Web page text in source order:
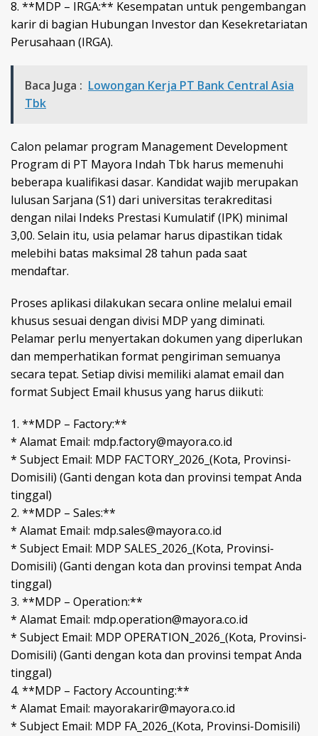
8. **MDP – IRGA:** Kesempatan untuk pengembangan
karir di bagian Hubungan Investor dan Kesekretariatan
Perusahaan (IRGA).
Baca Juga : Lowongan Kerja PT Bank Central Asia
Tbk
Calon pelamar program Management Development
Program di PT Mayora Indah Tbk harus memenuhi
beberapa kualifikasi dasar. Kandidat wajib merupakan
lulusan Sarjana (S1) dari universitas terakreditasi
dengan nilai Indeks Prestasi Kumulatif (IPK) minimal
3,00. Selain itu, usia pelamar harus dipastikan tidak
melebihi batas maksimal 28 tahun pada saat
mendaftar.
Proses aplikasi dilakukan secara online melalui email
khusus sesuai dengan divisi MDP yang diminati.
Pelamar perlu menyertakan dokumen yang diperlukan
dan memperhatikan format pengiriman semuanya
secara tepat. Setiap divisi memiliki alamat email dan
format Subject Email khusus yang harus diikuti:
1. **MDP – Factory:**
* Alamat Email: mdp.factory@mayora.co.id
* Subject Email: MDP FACTORY_2026_(Kota, Provinsi-
Domisili) (Ganti dengan kota dan provinsi tempat Anda
tinggal)
2. **MDP – Sales:**
* Alamat Email: mdp.sales@mayora.co.id
* Subject Email: MDP SALES_2026_(Kota, Provinsi-
Domisili) (Ganti dengan kota dan provinsi tempat Anda
tinggal)
3. **MDP – Operation:**
* Alamat Email: mdp.operation@mayora.co.id
* Subject Email: MDP OPERATION_2026_(Kota, Provinsi-
Domisili) (Ganti dengan kota dan provinsi tempat Anda
tinggal)
4. **MDP – Factory Accounting:**
* Alamat Email: mayorakarir@mayora.co.id
* Subject Email: MDP FA_2026_(Kota, Provinsi-Domisili)